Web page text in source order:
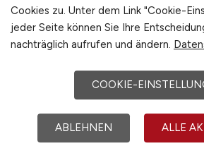
Cookies zu. Unter dem Link "Cookie-
jeder Seite können Sie Ihre
nachträglich aufrufen und ändern.
COOKIE-
ABLEHNEN ALLE